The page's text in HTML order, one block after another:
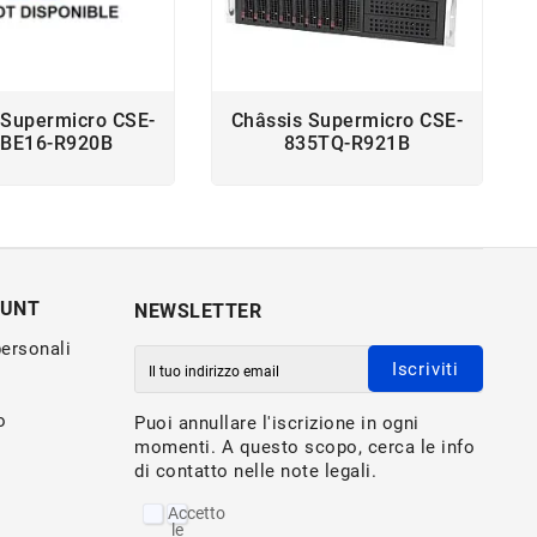
CSE-
R920B
Châssis Supermicro CSE-
835TQ-R921B
NEWSLETTER
Iscriviti
Puoi annullare l'iscrizione in ogni
momenti. A questo scopo, cerca le info
di contatto nelle note legali.
Accetto
le